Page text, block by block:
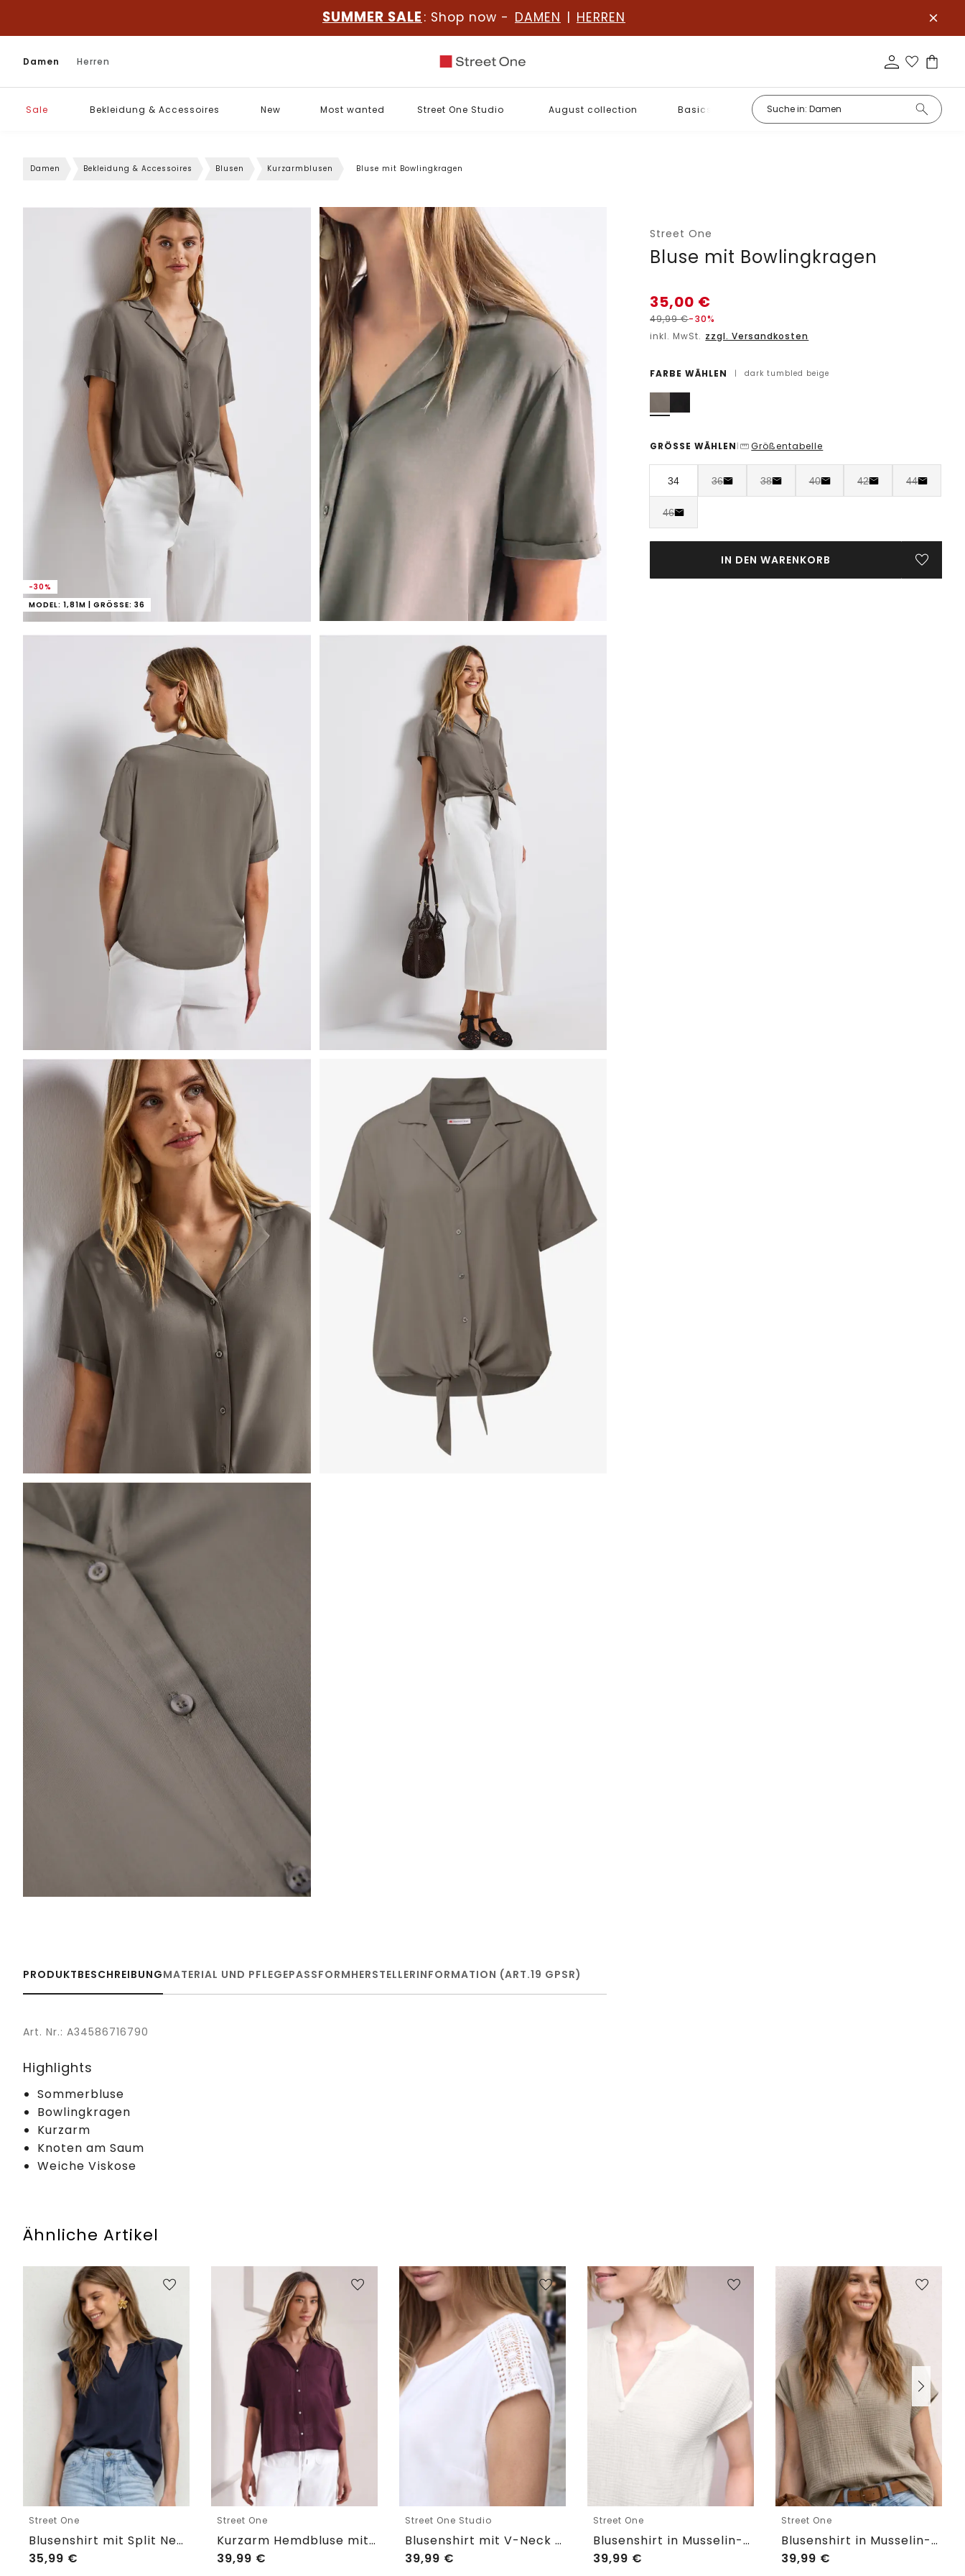
SUMMER SALE : Shop now - DAMEN | HERREN
Damen Herren
Sale Bekleidung & Accessoires New Most wanted Street One Studio August collection Basics
Damen Bekleidung & Accessoires Blusen Kurzarmblusen Bluse mit Bowlingkragen
-30%
MODEL: 1,81M | GRÖSSE: 36
Street One
Bluse mit Bowlingkragen
35,00 €
49,99€-30%
inkl. MwSt. zzgl. Versandkosten
FARBE WÄHLEN | dark tumbled beige
GRÖSSE WÄHLEN | Größentabelle
34 36 38 40 42 44
46
IN DEN WARENKORB
PRODUKTBESCHREIBUNGMATERIAL UND PFLEGEPASSFORMHERSTELLERINFORMATION (ART.19 GPSR)
Art. Nr.: A34586716790
Highlights
Sommerbluse
Bowlingkragen
Kurzarm
Knoten am Saum
Weiche Viskose
Ähnliche Artikel
Street One
Blusenshirt mit Split Neck und Volant-Ärmeln
35,99 €
Street One
Kurzarm Hemdbluse mit Turn-Up-Details
39,99 €
Street One Studio
Blusenshirt mit V-Neck und Spitze
39,99 €
Street One
Blusenshirt in Musselin-Qualität
39,99 €
Street One
Blusenshirt in Musselin-Qualität
39,99 €